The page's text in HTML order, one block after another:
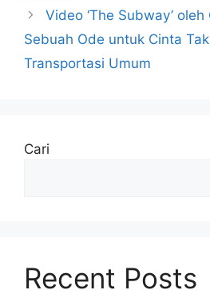
Video ‘The Subway’
Sebuah Ode untuk Cinta
Transportasi Umum
Cari
Recent Posts